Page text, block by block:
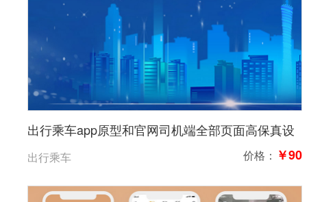
出行乘车app原型和官网司机端全部页面高保真设
出行乘车 价格： ￥90